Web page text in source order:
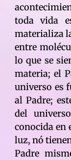
toda vida
materializa
entre
lo que se
materia; el
universo es
al Padre;
del
conocida en
luz, nó
Padre